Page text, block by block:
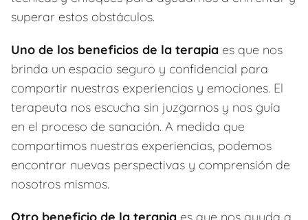
superar estos obstáculos.
Uno de los beneficios de la terapia es que nos
brinda un espacio seguro y confidencial para
compartir nuestras experiencias y emociones. El
terapeuta nos escucha sin juzgarnos y nos guía
en el proceso de sanación. A medida que
compartimos nuestras experiencias, podemos
encontrar nuevas perspectivas y comprensión de
nosotros mismos.